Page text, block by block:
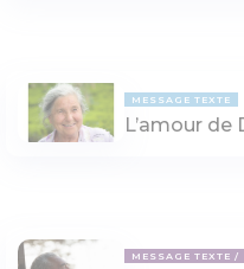
MESSAGE TEXTE
L’amour de
MESSAGE TEXTE